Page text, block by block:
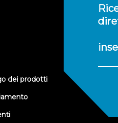
dei prodotti